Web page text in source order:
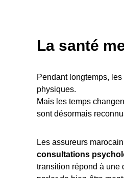
La santé
Pendant longtemps,
physiques.
Mais les temps
sont désormais
Les assureurs
consultations
transition répond à une